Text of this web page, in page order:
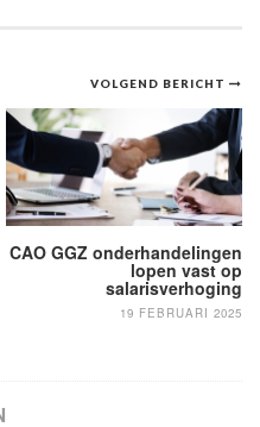
VOLGEND BERICHT
CAO GGZ onderhandelingen
lopen vast op
salarisverhoging
19 FEBRUARI 2025